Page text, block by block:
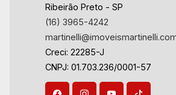
Ribeirão Preto - SP
(16) 3965-4242
Creci: 22285-J
CNPJ: 01.703.236/0001-57